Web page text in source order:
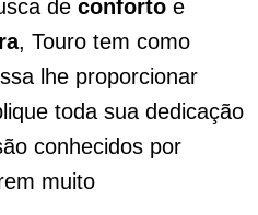
de conforto e
, Touro tem como
lhe proporcionar
toda sua dedicação
conhecidos por
muito